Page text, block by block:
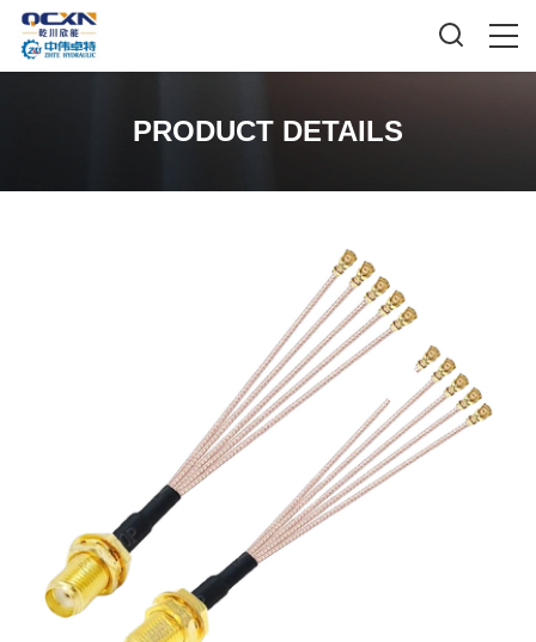
PRODUCT DETAILS